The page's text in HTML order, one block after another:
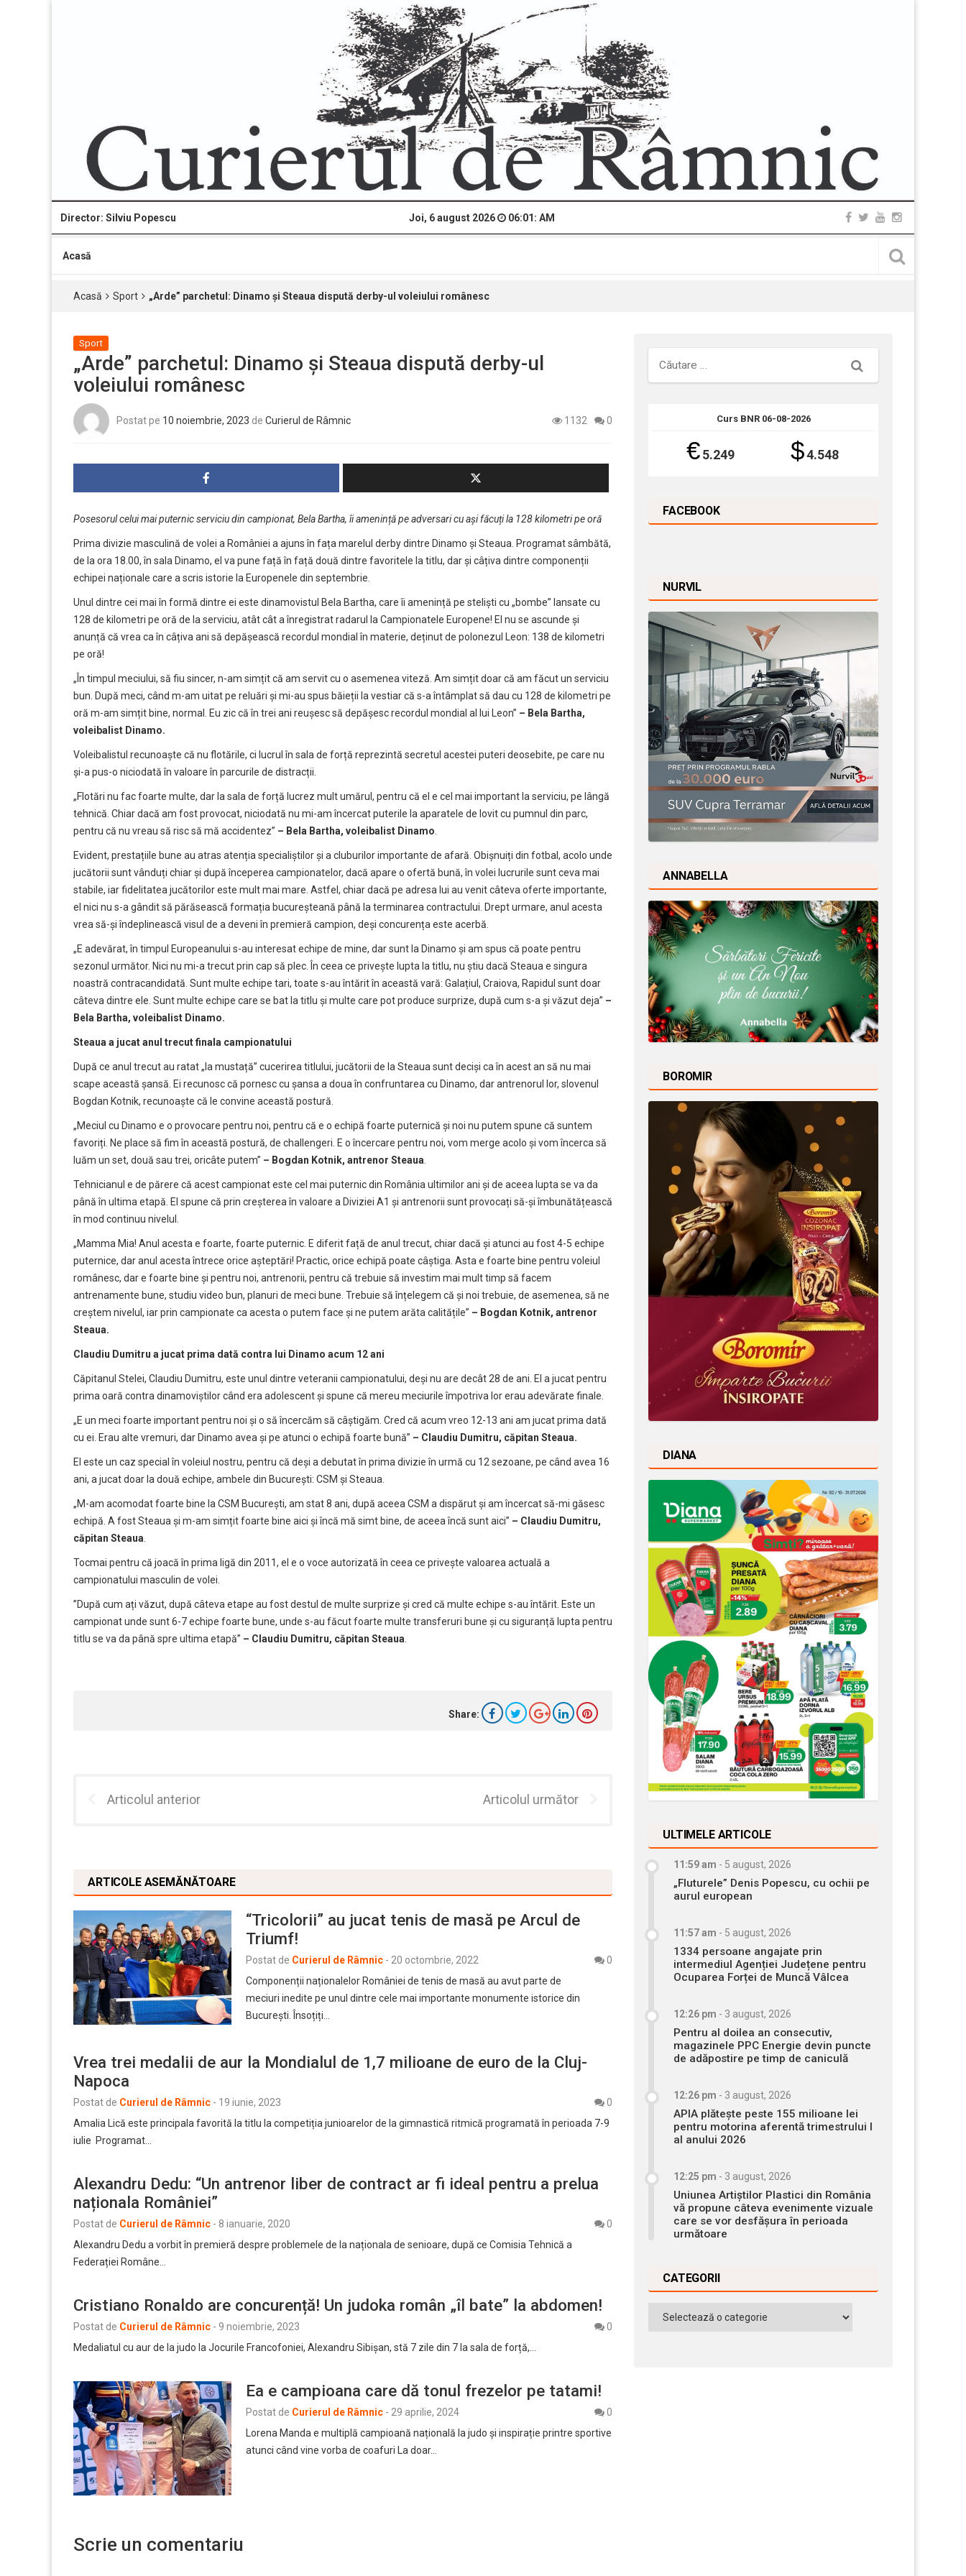
Director: Silviu Popescu Joi, 6 august 2026 06:01: AM
Acasă
Acasă Sport „Arde” parchetul: Dinamo și Steaua dispută derby-ul voleiului românesc
Sport
„Arde” parchetul: Dinamo și Steaua dispută derby-ul
voleiului românesc
Postat pe 10 noiembrie, 2023 de Curierul de Râmnic 1132 0
Posesorul celui mai puternic serviciu din campionat, Bela Bartha, îi amenință pe adversari cu ași făcuți la 128 kilometri pe oră
Prima divizie masculină de volei a României a ajuns în fața marelul derby dintre Dinamo și Steaua. Programat sâmbătă,
de la ora 18.00, în sala Dinamo, el va pune față în față două dintre favoritele la titlu, dar și câțiva dintre componenții
echipei naționale care a scris istorie la Europenele din septembrie.
Unul dintre cei mai în formă dintre ei este dinamovistul Bela Bartha, care îi amenință pe steliști cu „bombe” lansate cu
128 de kilometri pe oră de la serviciu, atât cât a înregistrat radarul la Campionatele Europene! El nu se ascunde și
anunță că vrea ca în câțiva ani să depășească recordul mondial în materie, deținut de polonezul Leon: 138 de kilometri
pe oră!
„În timpul meciului, să fiu sincer, n-am simțit că am servit cu o asemenea viteză. Am simțit doar că am făcut un serviciu
bun. După meci, când m-am uitat pe reluări și mi-au spus băieții la vestiar că s-a întâmplat să dau cu 128 de kilometri pe
oră m-am simțit bine, normal. Eu zic că în trei ani reușesc să depășesc recordul mondial al lui Leon” – Bela Bartha,
voleibalist Dinamo.
Voleibalistul recunoaște că nu flotările, ci lucrul în sala de forță reprezintă secretul acestei puteri deosebite, pe care nu
și-a pus-o niciodată în valoare în parcurile de distracții.
„Flotări nu fac foarte multe, dar la sala de forță lucrez mult umărul, pentru că el e cel mai important la serviciu, pe lângă
tehnică. Chiar dacă am fost provocat, niciodată nu mi-am încercat puterile la aparatele de lovit cu pumnul din parc,
pentru că nu vreau să risc să mă accidentez” – Bela Bartha, voleibalist Dinamo
Evident, prestațiile bune au atras atenția specialiștilor și a cluburilor importante de afară. Obișnuiți din fotbal, acolo unde
jucătorii sunt vânduți chiar și după începerea campionatelor, dacă apare o ofertă bună, în volei lucrurile sunt ceva mai
stabile, iar fidelitatea jucătorilor este mult mai mare. Astfel, chiar dacă pe adresa lui au venit câteva oferte importante,
el nici nu s-a gândit să părăsească formația bucureșteană până la terminarea contractului. Drept urmare, anul acesta
vrea să-și îndeplinească visul de a deveni în premieră campion, deși concurența este acerbă.
„E adevărat, în timpul Europeanului s-au interesat echipe de mine, dar sunt la Dinamo și am spus că poate pentru
sezonul următor. Nici nu mi-a trecut prin cap să plec. În ceea ce privește lupta la titlu, nu știu dacă Steaua e singura
noastră contracandidată. Sunt multe echipe tari, toate s-au întărit în această vară: Galațiul, Craiova, Rapidul sunt doar
câteva dintre ele. Sunt multe echipe care se bat la titlu și multe care pot produce surprize, după cum s-a și văzut deja” –
Bela Bartha, voleibalist Dinamo.
Steaua a jucat anul trecut finala campionatului
După ce anul trecut au ratat „la mustață” cucerirea titlului, jucătorii de la Steaua sunt deciși ca în acest an să nu mai
scape această șansă. Ei recunosc că pornesc cu șansa a doua în confruntarea cu Dinamo, dar antrenorul lor, slovenul
Bogdan Kotnik, recunoaște că le convine această postură.
„Meciul cu Dinamo e o provocare pentru noi, pentru că e o echipă foarte puternică și noi nu putem spune că suntem
favoriți. Ne place să fim în această postură, de challengeri. E o încercare pentru noi, vom merge acolo și vom încerca să
luăm un set, două sau trei, oricâte putem” – Bogdan Kotnik, antrenor Steaua
Tehnicianul e de părere că acest campionat este cel mai puternic din România ultimilor ani și de aceea lupta se va da
până în ultima etapă. El spune că prin creșterea în valoare a Diviziei A1 și antrenorii sunt provocați să-și îmbunătățească
în mod continuu nivelul.
„Mamma Mia! Anul acesta e foarte, foarte puternic. E diferit față de anul trecut, chiar dacă și atunci au fost 4-5 echipe
puternice, dar anul acesta întrece orice așteptări! Practic, orice echipă poate câștiga. Asta e foarte bine pentru voleiul
românesc, dar e foarte bine și pentru noi, antrenorii, pentru că trebuie să investim mai mult timp să facem
antrenamente bune, studiu video bun, planuri de meci bune. Trebuie să înțelegem că și noi trebuie, de asemenea, să ne
creștem nivelul, iar prin campionate ca acesta o putem face și ne putem arăta calitățile” – Bogdan Kotnik, antrenor
Steaua.
Claudiu Dumitru a jucat prima dată contra lui Dinamo acum 12 ani
Căpitanul Stelei, Claudiu Dumitru, este unul dintre veteranii campionatului, deși nu are decât 28 de ani. El a jucat pentru
prima oară contra dinamoviștilor când era adolescent și spune că mereu meciurile împotriva lor erau adevărate finale.
„E un meci foarte important pentru noi și o să încercăm să câștigăm. Cred că acum vreo 12-13 ani am jucat prima dată
cu ei. Erau alte vremuri, dar Dinamo avea și pe atunci o echipă foarte bună” – Claudiu Dumitru, căpitan Steaua.
El este un caz special în voleiul nostru, pentru că deși a debutat în prima divizie în urmă cu 12 sezoane, pe când avea 16
ani, a jucat doar la două echipe, ambele din București: CSM și Steaua.
„M-am acomodat foarte bine la CSM București, am stat 8 ani, după aceea CSM a dispărut și am încercat să-mi găsesc
echipă. A fost Steaua și m-am simțit foarte bine aici și încă mă simt bine, de aceea încă sunt aici” – Claudiu Dumitru,
căpitan Steaua
Tocmai pentru că joacă în prima ligă din 2011, el e o voce autorizată în ceea ce privește valoarea actuală a
campionatului masculin de volei.
”După cum ați văzut, după câteva etape au fost destul de multe surprize și cred că multe echipe s-au întărit. Este un
campionat unde sunt 6-7 echipe foarte bune, unde s-au făcut foarte multe transferuri bune și cu siguranță lupta pentru
titlu se va da până spre ultima etapă” – Claudiu Dumitru, căpitan Steaua
Share:
Articolul anterior Articolul următor
ARTICOLE ASEMĂNĂTOARE
“Tricolorii” au jucat tenis de masă pe Arcul de
Triumf!
Postat de Curierul de Râmnic - 20 octombrie, 2022
0
Componenții naționalelor României de tenis de masă au avut parte de
meciuri inedite pe unul dintre cele mai importante monumente istorice din
București. Însoțiți…
Vrea trei medalii de aur la Mondialul de 1,7 milioane de euro de la Cluj-
Napoca
Postat de Curierul de Râmnic - 19 iunie, 2023
0
Amalia Lică este principala favorită la titlu la competiția junioarelor de la gimnastică ritmică programată în perioada 7-9
iulie Programat…
Alexandru Dedu: “Un antrenor liber de contract ar fi ideal pentru a prelua
naționala României”
Postat de Curierul de Râmnic - 8 ianuarie, 2020
0
Alexandru Dedu a vorbit în premieră despre problemele de la naționala de senioare, după ce Comisia Tehnică a
Federației Române…
Cristiano Ronaldo are concurență! Un judoka român „îl bate” la abdomen!
Postat de Curierul de Râmnic - 9 noiembrie, 2023
0
Medaliatul cu aur de la judo la Jocurile Francofoniei, Alexandru Sibișan, stă 7 zile din 7 la sala de forță,…
Ea e campioana care dă tonul frezelor pe tatami!
Postat de Curierul de Râmnic - 29 aprilie, 2024
0
Lorena Manda e multiplă campioană națională la judo și inspirație printre sportive
atunci când vine vorba de coafuri La doar…
Scrie un comentariu
Căutare
Curs BNR 06-08-2026
€ 5.249 $4.548
FACEBOOK
NURVIL
ANNABELLA
BOROMIR
DIANA
ULTIMELE ARTICOLE
11:59 am - 5 august, 2026
„Fluturele” Denis Popescu, cu ochii pe
aurul european
11:57 am - 5 august, 2026
1334 persoane angajate prin
intermediul Agenției Județene pentru
Ocuparea Forței de Muncă Vâlcea
12:26 pm - 3 august, 2026
Pentru al doilea an consecutiv,
magazinele PPC Energie devin puncte
de adăpostire pe timp de caniculă
12:26 pm - 3 august, 2026
APIA plătește peste 155 milioane lei
pentru motorina aferentă trimestrului I
al anului 2026
12:25 pm - 3 august, 2026
Uniunea Artiștilor Plastici din România
vă propune câteva evenimente vizuale
care se vor desfășura în perioada
următoare
CATEGORII
Categorii